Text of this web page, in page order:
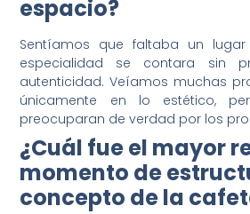
espacio?
Sentíamos que faltaba un
especialidad se contara sin
autenticidad. Veíamos muchas
únicamente en lo estético,
preocuparan de verdad por los
¿Cuál fue el mayor
momento de
concepto de la